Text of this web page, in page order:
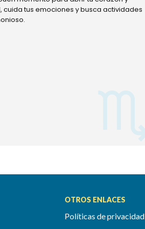
cuida tus emociones y busca actividades
OTROS ENLACES
Políticas de privacidad